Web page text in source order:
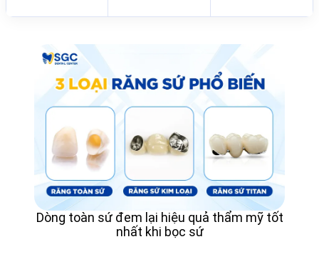
Dòng toàn sứ đem lại hiệu quả thẩm mỹ tốt
nhất khi bọc sứ